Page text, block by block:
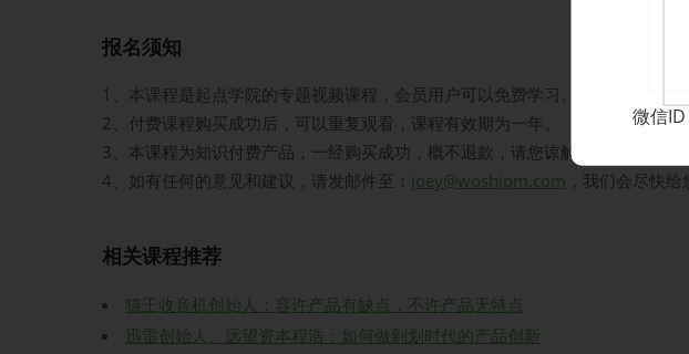
报名须知
1、本课程是起点学院的专题视频课程，会员用户可以免费学习。
2、付费课程购买成功后，可以重复观看，课程有效期为一年。
3、本课程为知识付费产品，一经购买成功，概不退款，请您谅解。
4、如有任何的意见和建议，请发邮件至： joey@woshipm.com ，我们会尽快给
相关课程推荐
猫王收音机创始人：容许产品有缺点，不许产品无特点
迅雷创始人、远望资本程浩：如何做到划时代的产品创新
微信